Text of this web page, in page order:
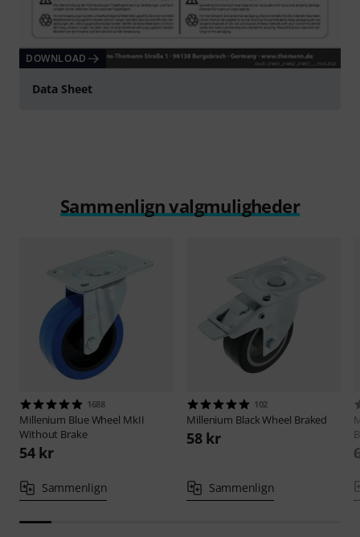
DOWNLOAD
Data Sheet
Sammenlign valgmuligheder
1688
Millenium Blue Wheel MkII
Without Brake
54 kr
Sammenlign
102
Millenium Black Wheel Braked
58 kr
Sammenlign